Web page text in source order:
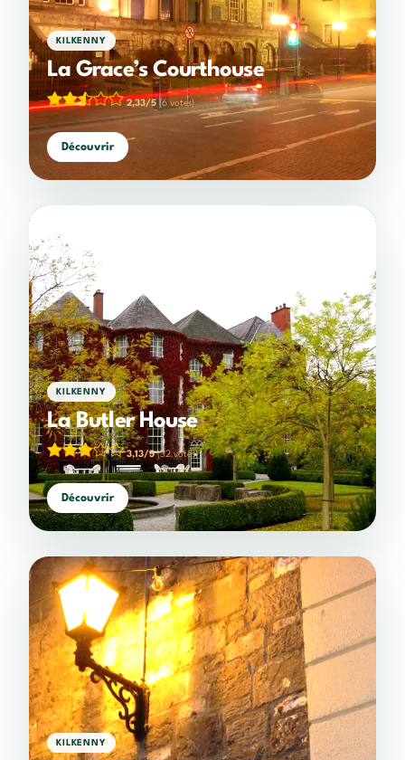
KILKENNY
La Grace’s Courthouse
2,33/5(6 votes)
Découvrir
KILKENNY
La Butler House
3,13/5(32 votes)
Découvrir
KILKENNY